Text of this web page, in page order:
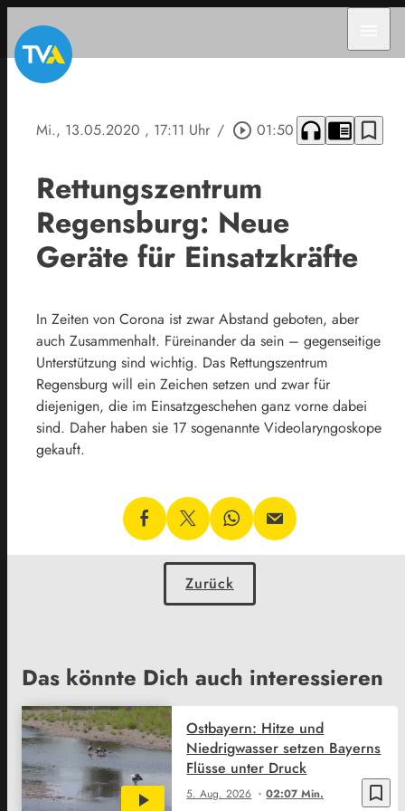
Mi., 13.05.2020 , 17:11 Uhr / play_circle_outline 01:50 headphones chrome_reader_mode bookmark_border
Rettungszentrum
Regensburg: Neue
Geräte für Einsatzkräfte
In Zeiten von Corona ist zwar Abstand geboten, aber
auch Zusammenhalt. Füreinander da sein – gegenseitige
Unterstützung sind wichtig. Das Rettungszentrum
Regensburg will ein Zeichen setzen und zwar für
diejenigen, die im Einsatzgeschehen ganz vorne dabei
sind. Daher haben sie 17 sogenannte Videolaryngoskope
gekauft.
Zurück
Das könnte Dich auch interessieren
bookmark_border
5. Aug. 2026 02:07 Min.
Ostbayern: Hitze und
Niedrigwasser setzen Bayerns
Flüsse unter Druck